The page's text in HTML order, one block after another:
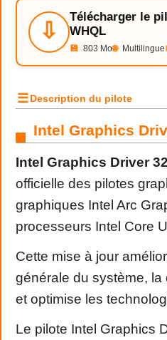
⇩
Télécharger le
WHQL
💾 803 Mo🌐 Multilingue
☰Description du pilote
Intel Graphics
Intel Graphics Driver
officielle des pilotes
graphiques Intel Arc
processeurs Intel Core
Cette mise à jour
générale du système,
et optimise les
Le pilote Intel Graphics